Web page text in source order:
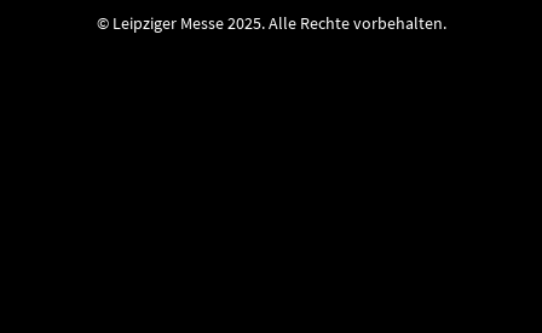
© Leipziger Messe 2025. Alle Rechte vorbehalten.